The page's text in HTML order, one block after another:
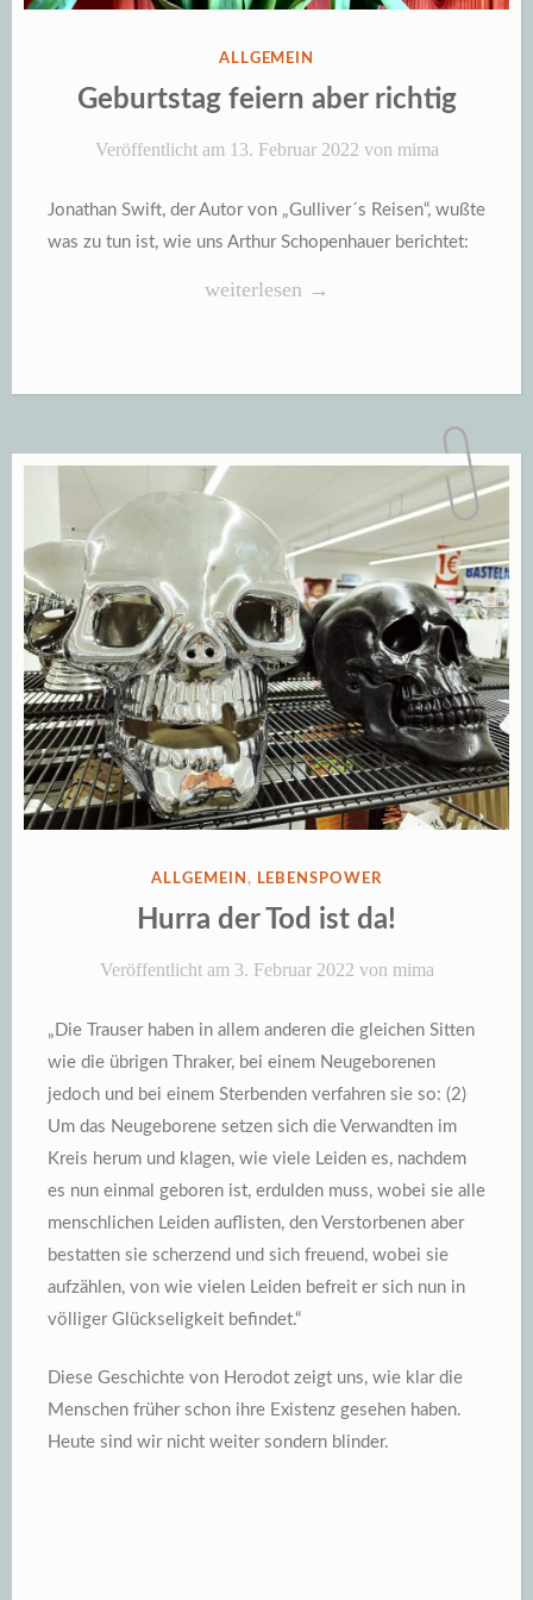
VERÖFFENTLICHT
IN
ALLGEMEIN
Geburtstag feiern aber richtig
Veröffentlicht am 13. Februar 2022 von mima
Jonathan Swift, der Autor von „Gulliver´s Reisen“, wußte
was zu tun ist, wie uns Arthur Schopenhauer berichtet:
„Geburtstag
richtig“
weiterlesen →
VERÖFFENTLICHT
IN
ALLGEMEIN , LEBENSPOWER
Hurra der Tod ist da!
Veröffentlicht am 3. Februar 2022 von mima
„Die Trauser haben in allem anderen die gleichen Sitten
wie die übrigen Thraker, bei einem Neugeborenen
jedoch und bei einem Sterbenden verfahren sie so: (2)
Um das Neugeborene setzen sich die Verwandten im
Kreis herum und klagen, wie viele Leiden es, nachdem
es nun einmal geboren ist, erdulden muss, wobei sie alle
menschlichen Leiden auflisten, den Verstorbenen aber
bestatten sie scherzend und sich freuend, wobei sie
aufzählen, von wie vielen Leiden befreit er sich nun in
völliger Glückseligkeit befindet.“
Diese Geschichte von Herodot zeigt uns, wie klar die
Menschen früher schon ihre Existenz gesehen haben.
Heute sind wir nicht weiter sondern blinder.